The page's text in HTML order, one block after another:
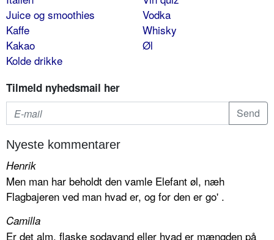
Juice og smoothies
Kaffe
Kakao
Kolde drikke
Vodka
Whisky
Øl
Tilmeld nyhedsmail her
Nyeste kommentarer
Henrik
Men man har beholdt den vamle Elefant øl, næh
Flagbajeren ved man hvad er, og for den er go' .
Camilla
Er det alm. flaske sodavand eller hvad er mængden på